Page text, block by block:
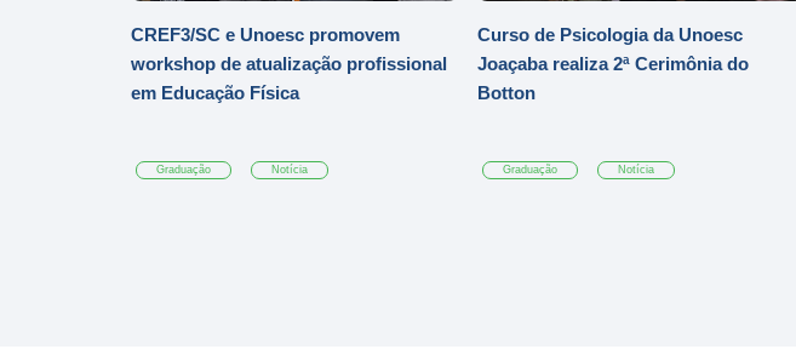
CREF3/SC e Unoesc promovem
workshop de atualização profissional
em Educação Física
Graduação Notícia
Curso de Psicologia da Unoesc
Joaçaba realiza 2ª Cerimônia do
Botton
Graduação Notícia